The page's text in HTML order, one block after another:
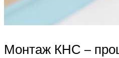
Монтаж КНС –